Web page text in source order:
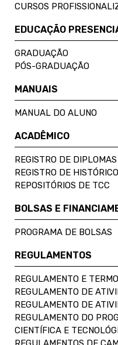
CURSOS
EDUCAÇÃO
GRADUAÇÃO
PÓS-GRADUAÇÃO
MANUAIS
MANUAL DO ALUNO
ACADÊMICO
REGISTRO DE DIPLOMAS
REGISTRO DE
REPOSITÓRIOS DE TCC
BOLSAS E
PROGRAMA DE BOLSAS
REGULAMENTOS
REGULAMENTO E
REGULAMENTO DE
REGULAMENTO DE
REGULAMENTO DO
CIENTÍFICA E